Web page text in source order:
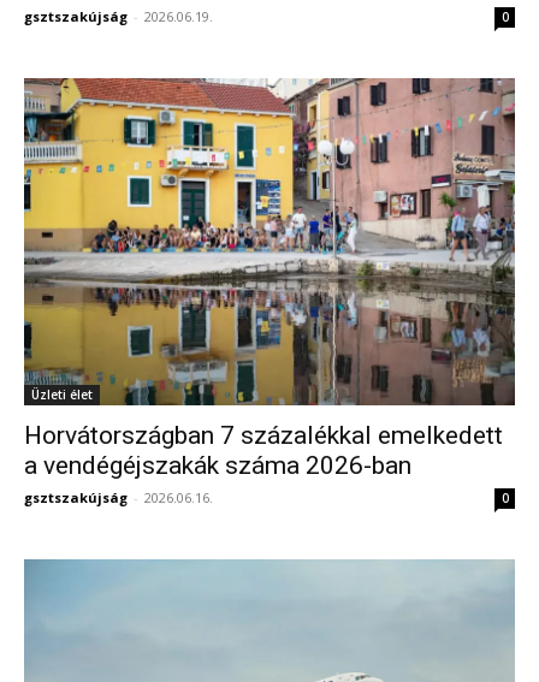
gsztszakújság - 2026.06.19. 0
Üzleti élet
Horvátországban 7 százalékkal emelkedett
a vendégéjszakák száma 2026-ban
gsztszakújság - 2026.06.16. 0